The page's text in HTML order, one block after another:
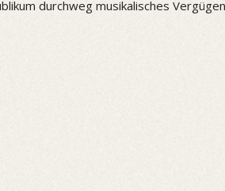
durchweg musikalisches